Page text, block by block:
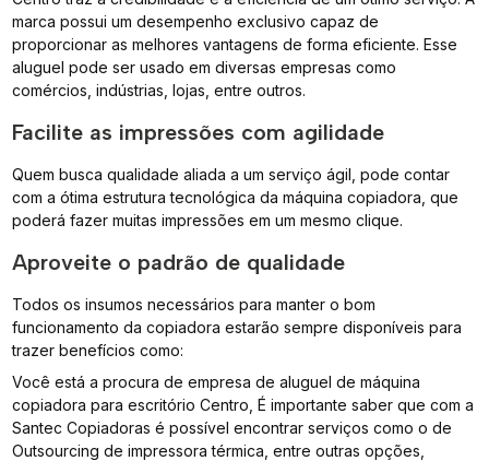
marca possui um desempenho exclusivo capaz de
proporcionar as melhores vantagens de forma eficiente. Esse
aluguel pode ser usado em diversas empresas como
comércios, indústrias, lojas, entre outros.
Facilite as impressões com agilidade
Quem busca qualidade aliada a um serviço ágil, pode contar
com a ótima estrutura tecnológica da máquina copiadora, que
poderá fazer muitas impressões em um mesmo clique.
Aproveite o padrão de qualidade
Todos os insumos necessários para manter o bom
funcionamento da copiadora estarão sempre disponíveis para
trazer benefícios como:
Você está a procura de empresa de aluguel de máquina
copiadora para escritório Centro, É importante saber que com a
Santec Copiadoras é possível encontrar serviços como o de
Outsourcing de impressora térmica, entre outras opções,